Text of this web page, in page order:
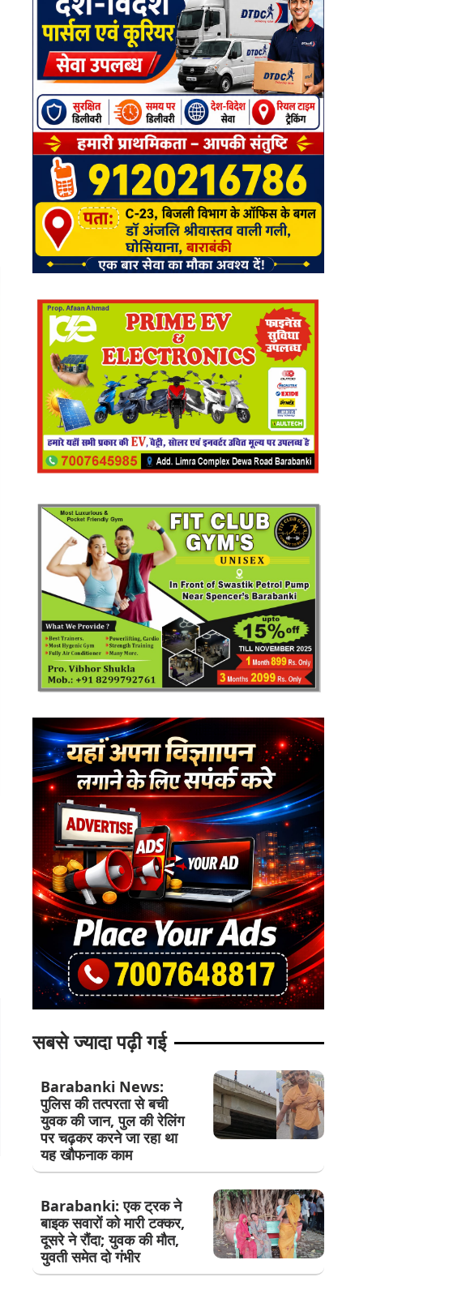
सबसे ज्यादा पढ़ी गई
Barabanki News:
पुलिस की तत्परता से बची
युवक की जान, पुल की रेलिंग
पर चढ़कर करने जा रहा था
यह खौफनाक काम
Barabanki: एक ट्रक ने
बाइक सवारों को मारी टक्कर,
दूसरे ने रौंदा; युवक की मौत,
युवती समेत दो गंभीर